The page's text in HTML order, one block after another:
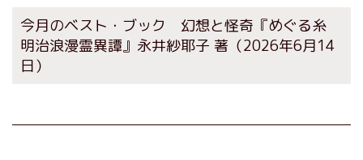
今月のベスト・ブック 幻想と怪奇『めぐる糸
明治浪漫霊異譚』永井紗耶子 著 （2026年6月14
日）